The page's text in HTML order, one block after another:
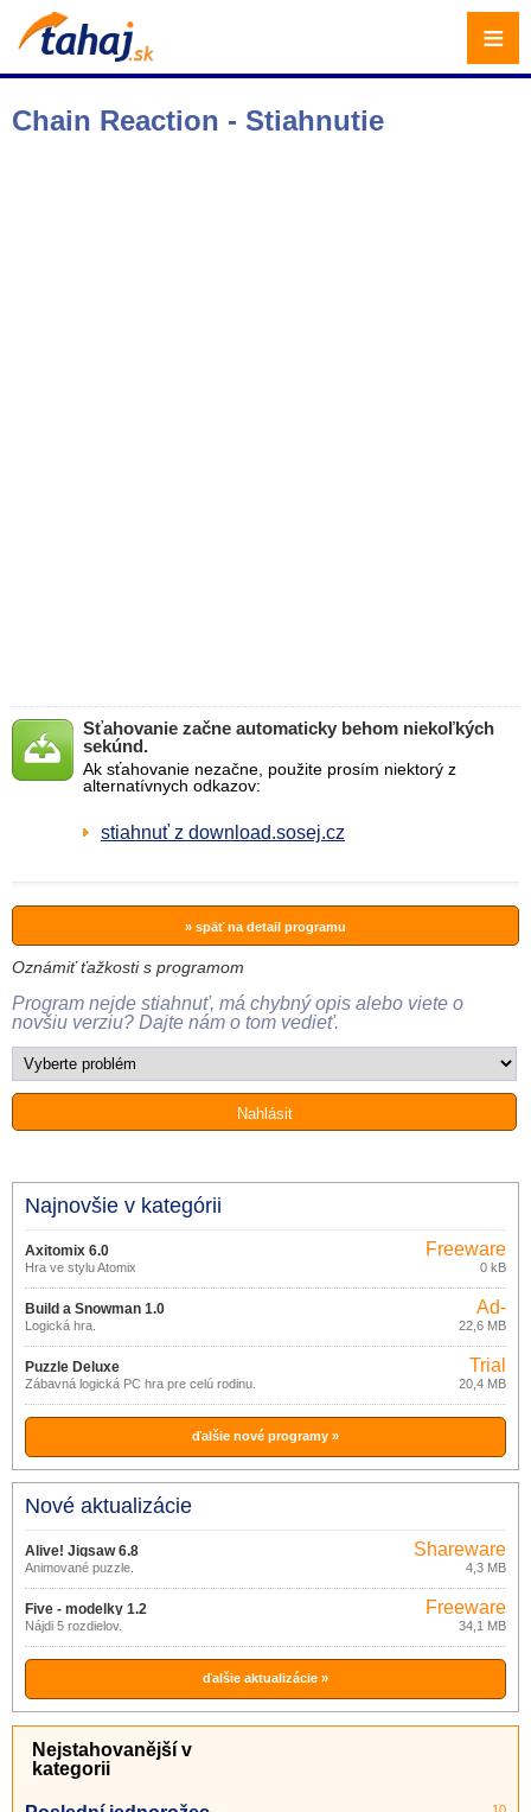
Chain Reaction - Stiahnutie
Sťahovanie začne automaticky behom niekoľkých
sekúnd.
Ak sťahovanie nezačne, použite prosím niektorý z
alternatívnych odkazov:
stiahnuť z download.sosej.cz
» späť na detail programu
Oznámiť ťažkosti s programom
Program nejde stiahnuť, má chybný opis alebo viete o
novšiu verziu? Dajte nám o tom vedieť.
Najnovšie v kategórii
Axitomix 6.0
Hra ve stylu Atomix
Freeware
0 kB
Build a Snowman 1.0
Logická hra.
Ad-
supported
22,6 MB
Puzzle Deluxe
Zábavná logická PC hra pre celú rodinu.
Trial
20,4 MB
ďalšie nové programy »
Nové aktualizácie
Alive! Jigsaw 6.8
Animované puzzle.
Shareware
4,3 MB
Five - modelky 1.2
Nájdi 5 rozdielov.
Freeware
34,1 MB
ďalšie aktualizácie »
Nejstahovanější v
kategorii
≡